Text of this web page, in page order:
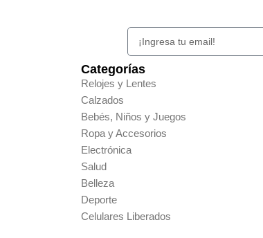
Categorías
Relojes y Lentes
Calzados
Bebés, Niños y Juegos
Ropa y Accesorios
Electrónica
Salud
Belleza
Deporte
Celulares Liberados